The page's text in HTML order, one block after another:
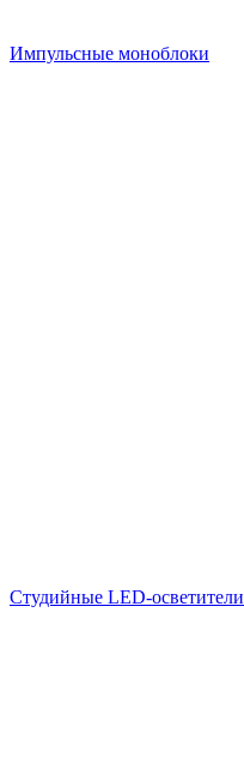
Импульсные моноблоки
Студийные LED-осветители